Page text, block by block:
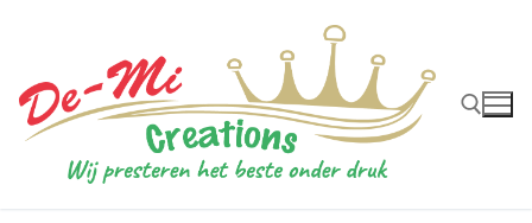
inhoud